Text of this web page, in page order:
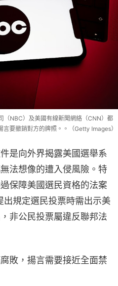
（NBC）及美國有線新聞網絡（CNN）都
要撤銷對方的牌照。。（Getty Images）
是向外界揭露美國選舉系
法想像的遭入侵風險。特
保障美國選民資格的法案
出規定選民投票時需出示美
非公民投票屬違反聯邦法
敗，揚言需要接近全面禁